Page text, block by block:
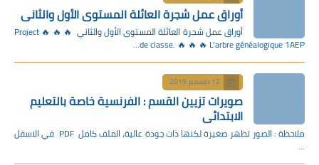
أوراق عمل شجرة العائلة المستوى الأول والثاني
أوراق عمل شجرة العائلة المستوى الأول والثاني 🔥 🔥 🔥 Project
de classe. 🔥 🔥 🔥 L'arbre généalogique 1AEP…
12 ديسمبر 2019
صويرات تزيين القسم : الفرنسية خاصة بالتعليم
الابتدائي
ملاحظة : الصور تظهر صغيرة لكنها ذات جودة عالية، الملف كامل PDF في الاسفل
…